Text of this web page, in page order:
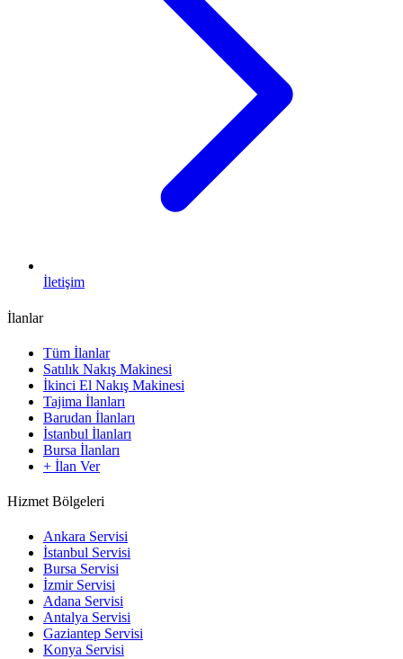
İletişim
İlanlar
Tüm İlanlar
Satılık Nakış Makinesi
İkinci El Nakış Makinesi
Tajima İlanları
Barudan İlanları
İstanbul İlanları
Bursa İlanları
+ İlan Ver
Hizmet Bölgeleri
Ankara Servisi
İstanbul Servisi
Bursa Servisi
İzmir Servisi
Adana Servisi
Antalya Servisi
Gaziantep Servisi
Konya Servisi